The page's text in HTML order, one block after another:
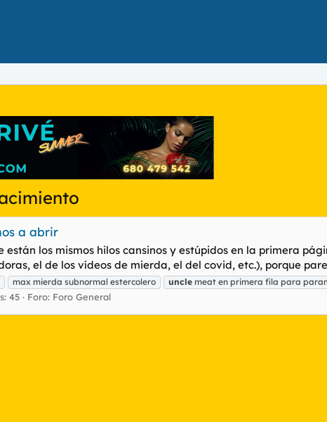
a abrir
los mismos hilos cansinos y estúpidos en la primera
el de los vídeos de mierda, el del covid, etc.), porque
max mierda subnormal estercolero uncle meat en primera fila para
45 Foro: Foro General